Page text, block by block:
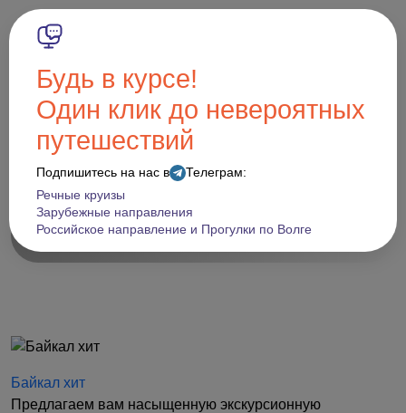
Байкал
...
Главная
Туры по России
Байкал
Байкал хит
Предлагаем вам насыщенную экскурсионную
Будь в курсе!
Один клик до невероятных
путешествий
Подпишитесь на нас в
Телеграм:
Речные круизы
Зарубежные направления
Российское направление и Прогулки по Волге